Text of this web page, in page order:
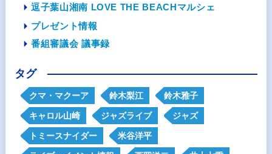
逗子葉山湘南 LOVE THE BEACHマルシェ
プレゼント情報
番組審議会 議事録
タグ
クマ・マクーア 鈴木梨江 鈴木雅子
キャロル山崎 ジャズライブ ジャズ
トミースナイダー 米谷洋平